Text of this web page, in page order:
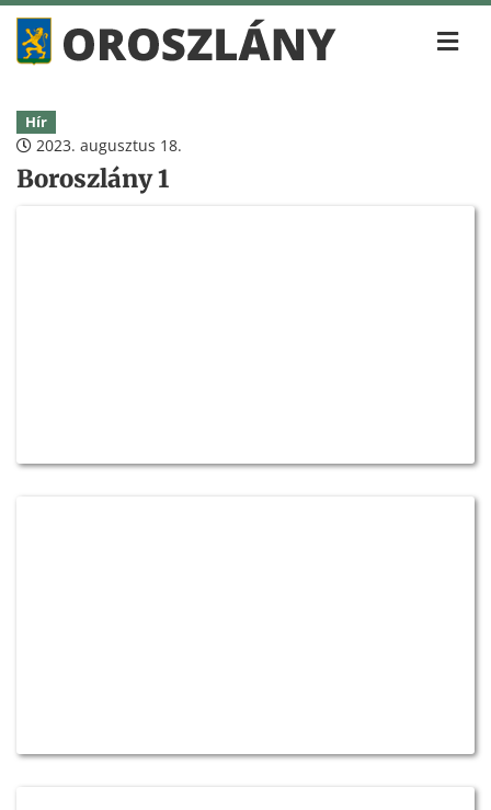
Hír
2023. augusztus 18.
Boroszlány 1